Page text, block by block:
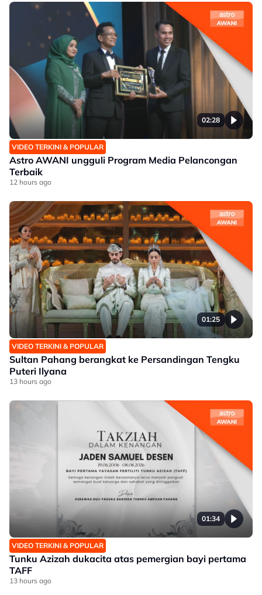
02:28
VIDEO TERKINI & POPULAR
Astro AWANI ungguli Program Media Pelancongan
Terbaik
12 hours ago
01:25
VIDEO TERKINI & POPULAR
Sultan Pahang berangkat ke Persandingan Tengku
Puteri Ilyana
13 hours ago
01:34
VIDEO TERKINI & POPULAR
Tunku Azizah dukacita atas pemergian bayi pertama
TAFF
13 hours ago